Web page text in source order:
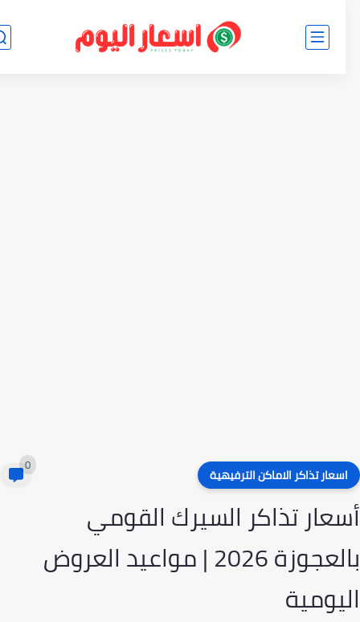
تذاكر الاماكن الترفيهية
تذاكر السيرك القومي
بالعجوزة 2026 | مواعيد العروض